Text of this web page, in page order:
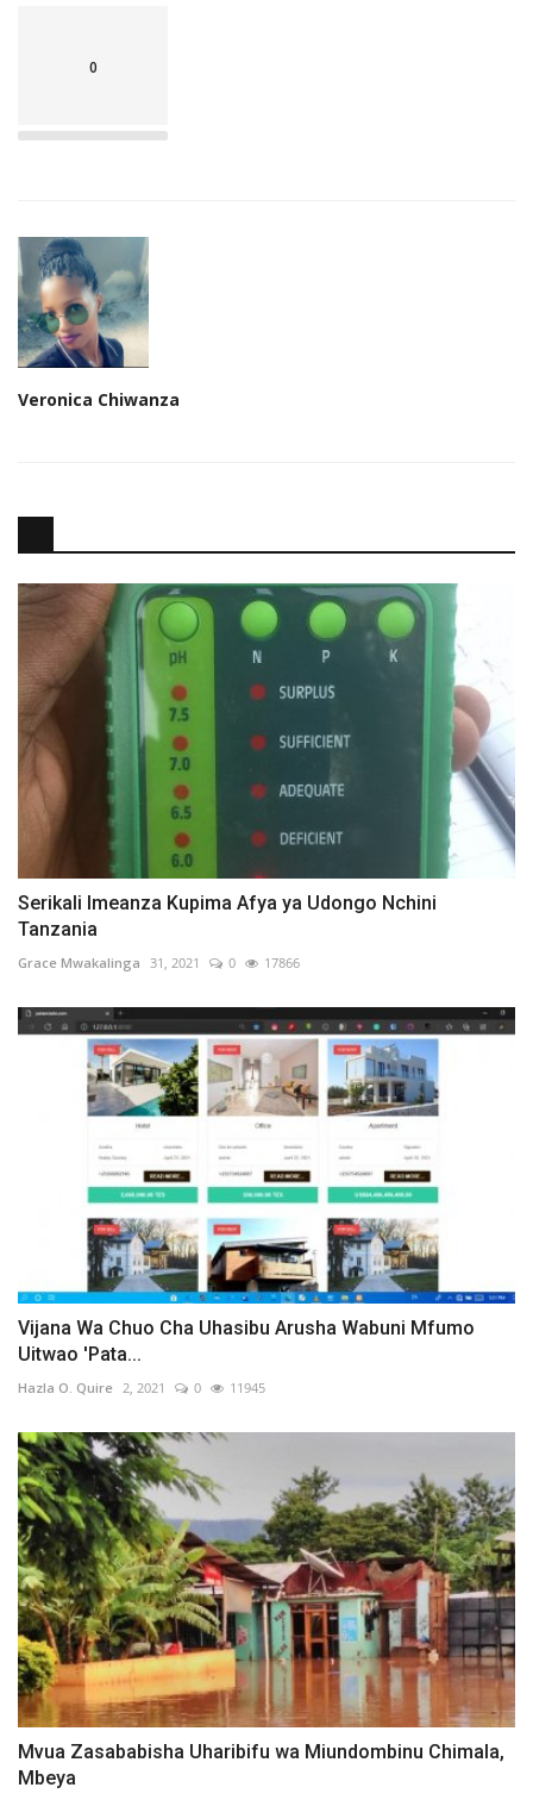
0
Veronica Chiwanza
Serikali Imeanza Kupima Afya ya Udongo Nchini
Tanzania
Grace Mwakalinga 31, 2021 0 17866
Vijana Wa Chuo Cha Uhasibu Arusha Wabuni Mfumo
Uitwao 'Pata...
Hazla O. Quire 2, 2021 0 11945
Mvua Zasababisha Uharibifu wa Miundombinu Chimala,
Mbeya